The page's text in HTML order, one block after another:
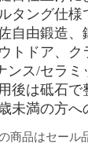
タング仕様
自由鍛造、
トドア、
ンス/セラミ
後は砥石で
未満の方へ
商品はセール